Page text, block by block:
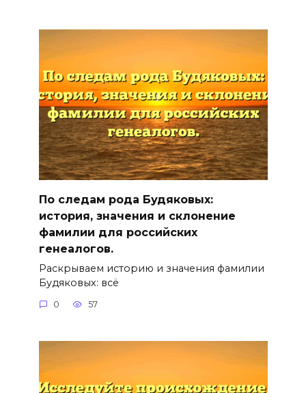
По следам рода Будяковых:
история, значения и склонение
фамилии для российских
генеалогов.
Раскрываем историю и значения фамилии
Будяковых: всё
0 57